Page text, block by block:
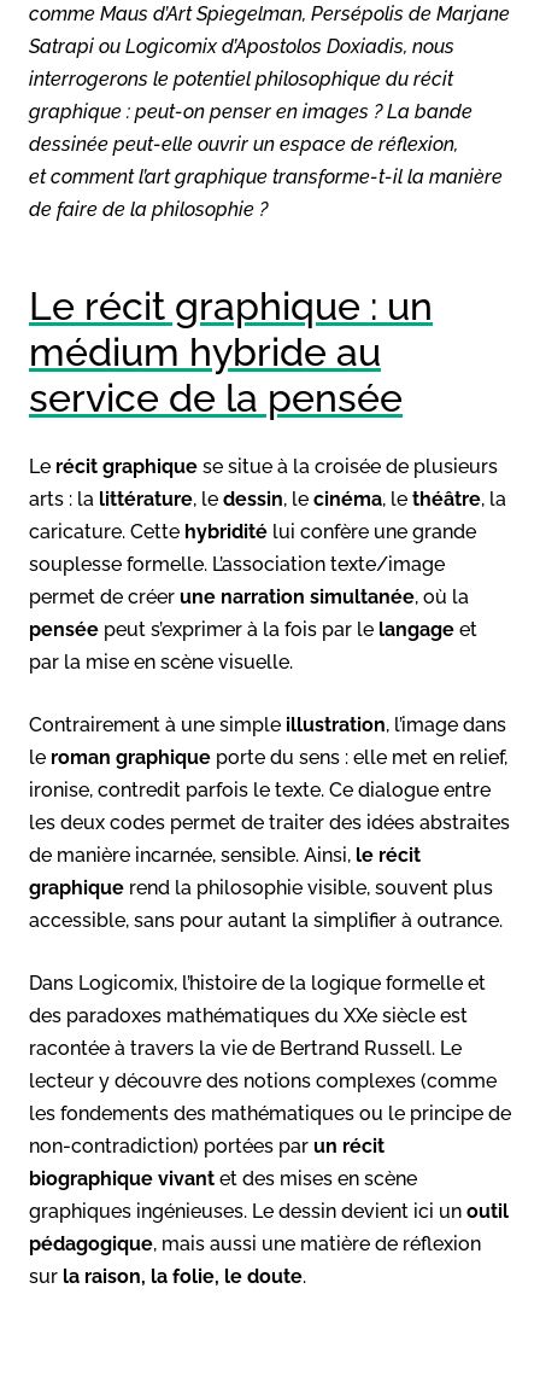
comme Maus d’Art Spiegelman, Persépolis de Marjane
Satrapi ou Logicomix d’Apostolos Doxiadis, nous
interrogerons le potentiel philosophique du récit
graphique : peut-on penser en images ? La bande
dessinée peut-elle ouvrir un espace de réflexion,
et comment l’art graphique transforme-t-il la manière
de faire de la philosophie ?
Le récit graphique : un
médium hybride au
service de la pensée
Le récit graphique se situe à la croisée de plusieurs
arts : la littérature, le dessin, le cinéma, le théâtre, la
caricature. Cette hybridité lui confère une grande
souplesse formelle. L’association texte/image
permet de créer une narration simultanée, où la
pensée peut s’exprimer à la fois par le langage et
par la mise en scène visuelle.
Contrairement à une simple illustration, l’image dans
le roman graphique porte du sens : elle met en relief,
ironise, contredit parfois le texte. Ce dialogue entre
les deux codes permet de traiter des idées abstraites
de manière incarnée, sensible. Ainsi, le récit
graphique rend la philosophie visible, souvent plus
accessible, sans pour autant la simplifier à outrance.
Dans Logicomix, l’histoire de la logique formelle et
des paradoxes mathématiques du XXe siècle est
racontée à travers la vie de Bertrand Russell. Le
lecteur y découvre des notions complexes (comme
les fondements des mathématiques ou le principe de
non-contradiction) portées par un récit
biographique vivant et des mises en scène
graphiques ingénieuses. Le dessin devient ici un outil
pédagogique, mais aussi une matière de réflexion
sur la raison, la folie, le doute.